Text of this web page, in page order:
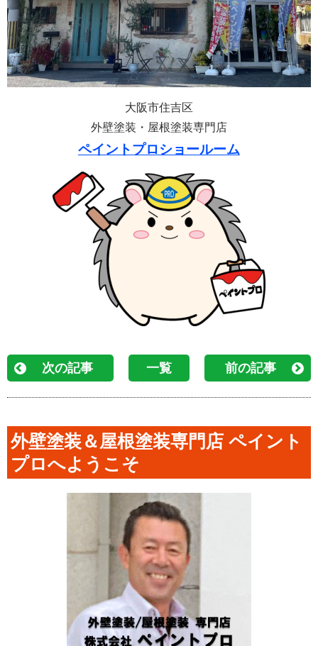
大阪市住吉区
外壁塗装・屋根塗装専門店
ペイントプロショールーム
次の記事 一覧 前の記事
外壁塗装＆屋根塗装専門店 ペイント
プロへようこそ